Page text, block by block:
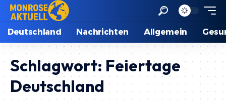
Deutschland Nachrichten Allgemein
Schlagwort: Feiertage
Deutschland